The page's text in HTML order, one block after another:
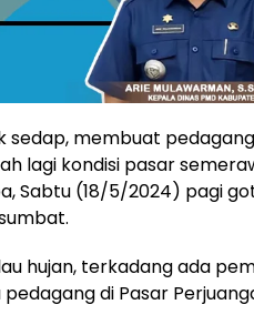
membuat
lagi kondisi pasar
Sabtu (18/5/2024) pagi
hujan, terkadang ada
di Pasar